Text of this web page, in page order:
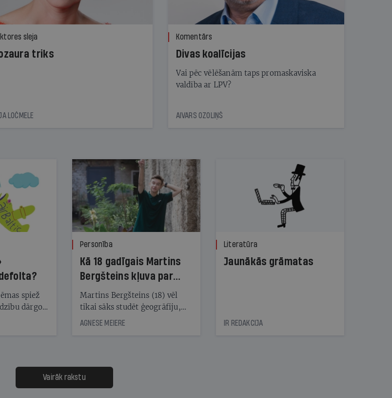
sleja
triks
LOČMELE
Komentārs
Divas koalīcijas
Vai pēc vēlēšanām taps promaskaviska
valdība ar LPV?
AIVARS OZOLIŅŠ
spiež
dārgo
taču
procentus,
trīs dienas
Personība
Kā 18 gadīgais Martins
Bergšteins kļuva par
laika ziņu seju?
Martins Bergšteins (18) vēl
tikai sāks studēt ģeogrāfiju,
bet viņa sacītajam jau uzticas
uzcītīga darba, mammas
atbalsts un drosme turpināt
meteovērojumus arī tad, kad
AGNESE MEIERE
Literatūra
Jaunākās grāmatas
IR REDAKCIJA
Vairāk rakstu